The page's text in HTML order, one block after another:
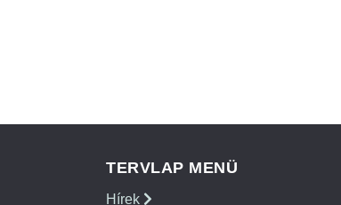
TERVLAP MENÜ
Hírek